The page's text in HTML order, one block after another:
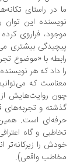
در راستای تکانه‌های
این توان را
فراروی کرده و به
بیشتری
با «‌موضوع تجربه»‌
داد که هر نویسنده
که می‌توانیم
روایت‌هایش از دل
و تجربه‌های قبلی
است. همین‌طور
و گاه اعترافی
را زیرکانه‌تر
واقعی).